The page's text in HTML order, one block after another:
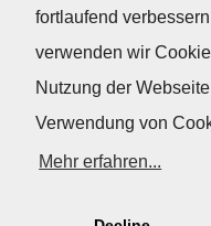
fortlaufend
verwenden wir
Nutzung der
Verwendung von
Mehr erfahren...